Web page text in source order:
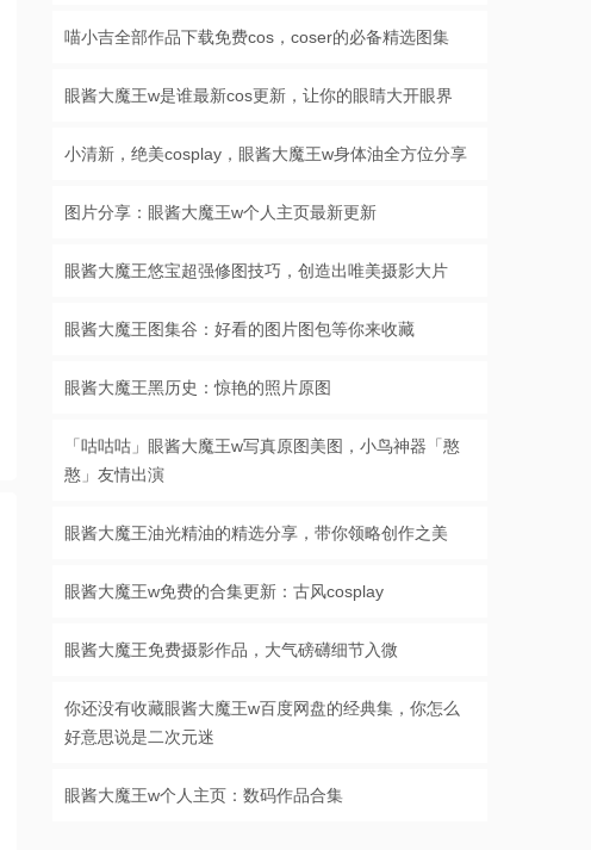
喵小吉全部作品下载免费cos，coser的必备精选图集
眼酱大魔王w是谁最新cos更新，让你的眼睛大开眼界
小清新，绝美cosplay，眼酱大魔王w身体油全方位分享
图片分享：眼酱大魔王w个人主页最新更新
眼酱大魔王悠宝超强修图技巧，创造出唯美摄影大片
眼酱大魔王图集谷：好看的图片图包等你来收藏
眼酱大魔王黑历史：惊艳的照片原图
「咕咕咕」眼酱大魔王w写真原图美图，小鸟神器「憨
憨」友情出演
眼酱大魔王油光精油的精选分享，带你领略创作之美
眼酱大魔王w免费的合集更新：古风cosplay
眼酱大魔王免费摄影作品，大气磅礴细节入微
你还没有收藏眼酱大魔王w百度网盘的经典集，你怎么
好意思说是二次元迷
眼酱大魔王w个人主页：数码作品合集